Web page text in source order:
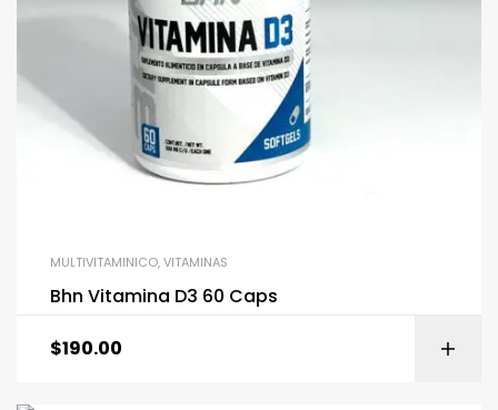
MULTIVITAMINICO,VITAMINAS
Bhn Vitamina D3 60 Caps
$190.00